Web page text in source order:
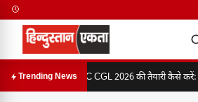
Trending NewsSSC CGL 2026 की तैयारी कैसे करें: